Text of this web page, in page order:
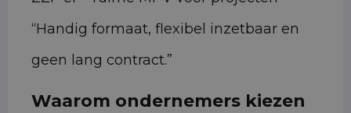
“Handig formaat, flexibel inzetbaar en
geen lang contract.”
Waarom ondernemers kiezen